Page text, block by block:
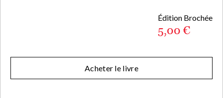
Édition Brochée
5,00 €
Acheter le livre